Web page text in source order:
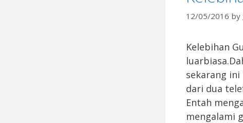
12/05/2016 by
Kelebihan
sekarang
dari dua
Entah
mengalami